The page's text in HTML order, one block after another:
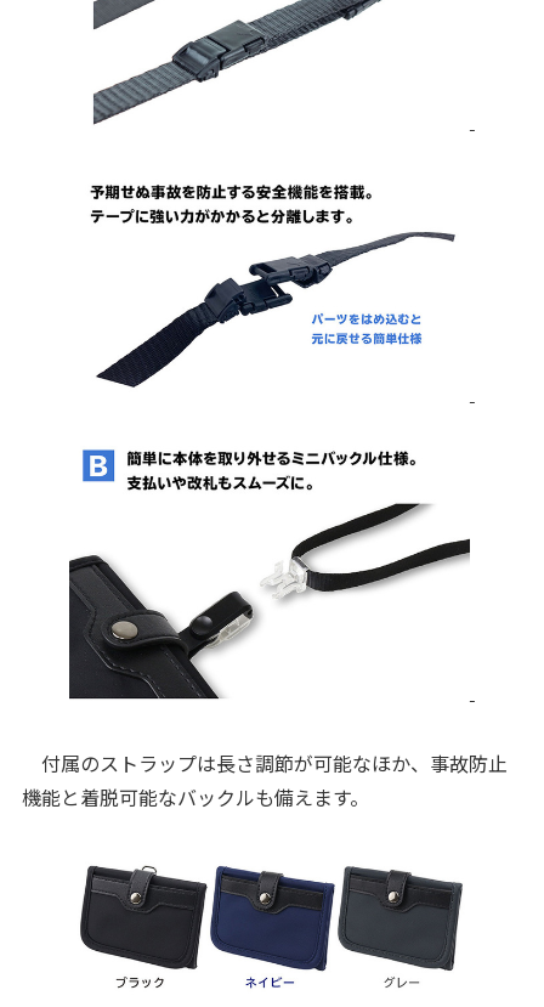
付属のストラップは長さ調節が可能なほか、事故防止
機能と着脱可能なバックルも備えます。